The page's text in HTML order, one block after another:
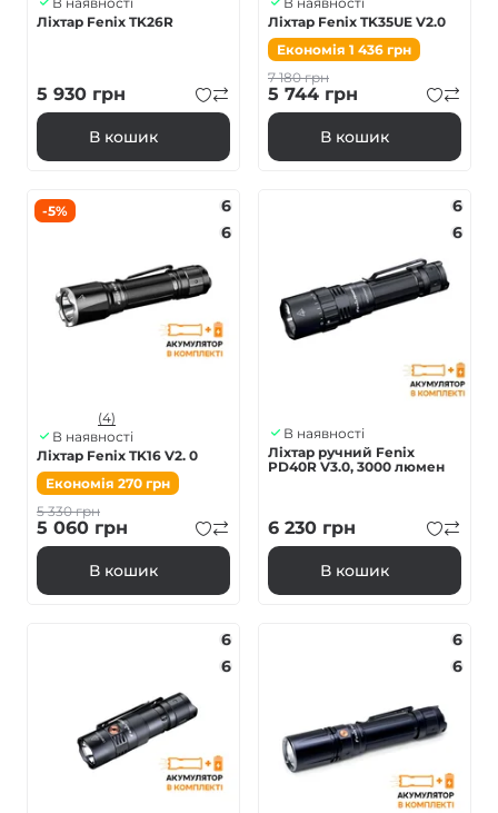
Ліхтар Fenix TK26R
5 930 грн
В кошик
Ліхтар Fenix TK35UE V2.0
Економія 1 436 грн
7 180грн
5 744 грн
В кошик
-5%
6
6
(4)
В наявності
Ліхтар Fenix TK16 V2. 0
Економія 270 грн
5 330грн
5 060 грн
В кошик
6
6
В наявності
Ліхтар ручний Fenix
PD40R V3.0, 3000 люмен
6 230 грн
В кошик
6
6
6
6